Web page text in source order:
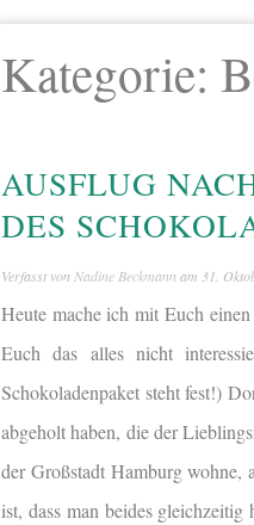
Kategorie:
AUSFLUG
DES
Verfasst von Nadine Beckmann am 31.
Heute mache ich mit Euch
Euch das alles nicht
Schokoladenpaket steht fest!)
abgeholt haben, die der
der Großstadt Hamburg wohne,
ist, dass man beides